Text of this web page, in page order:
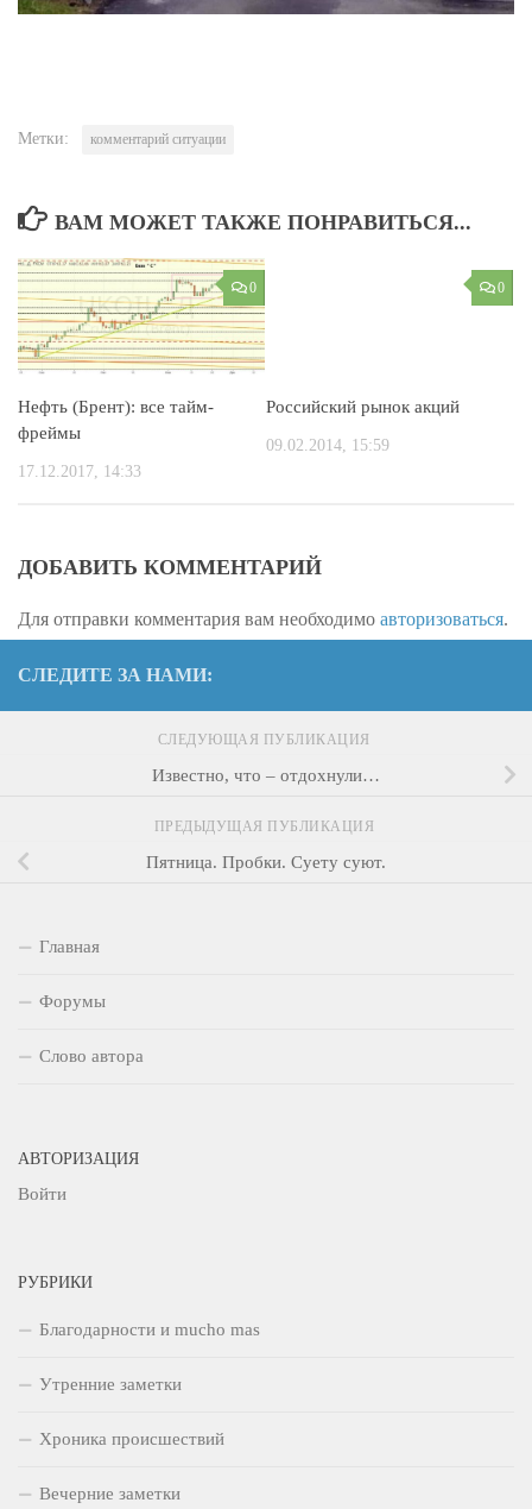
Метки: комментарий ситуации
ВАМ МОЖЕТ ТАКЖЕ ПОНРАВИТЬСЯ...
0
Нефть (Брент): все тайм-
фреймы
17.12.2017, 14:33
0
Российский рынок акций
09.02.2014, 15:59
ДОБАВИТЬ КОММЕНТАРИЙ
Для отправки комментария вам необходимо авторизоваться.
СЛЕДИТЕ ЗА НАМИ:
СЛЕДУЮЩАЯ ПУБЛИКАЦИЯ
Известно, что – отдохнули…
ПРЕДЫДУЩАЯ ПУБЛИКАЦИЯ
Пятница. Пробки. Суету суют.
Главная
Форумы
Слово автора
АВТОРИЗАЦИЯ
Войти
РУБРИКИ
Благодарности и mucho mas
Утренние заметки
Хроника происшествий
Вечерние заметки